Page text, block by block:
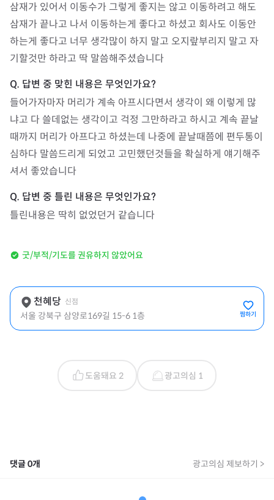
삼재가 있어서 이동수가 그렇게 좋지는 않고 이동하려고 해도
삼재가 끝나고 나서 이동하는게 좋다고 하셨고 회사도 이동안
하는게 좋다고 너무 생각많이 하지 말고 오지랖부리지 말고 자
기할것만 하라고 딱 말씀해주셨습니다
들어가자마자 머리가 계속 아프시다면서 생각이 왜 이렇게 많
냐고 다 쓸데없는 생각이고 걱정 그만하라고 하시고 계속 끝날
때까지 머리가 아프다고 하셨는데 나중에 끝날때쯤에 편두통이
심하다 말씀드리게 되었고 고민했던것들을 확실하게 얘기해주
셔서 좋았습니다
틀린내용은 딱히 없었던거 같습니다
굿/부적/기도를 권유하지 않았어요
천혜당 신점
서울 강북구 삼양로169길 15-6 1층 찜하기
도움돼요 2 광고의심 1
댓글0개 광고의심 제보하기 >